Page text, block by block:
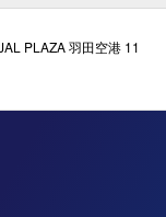
PLAZA 羽田空港 11